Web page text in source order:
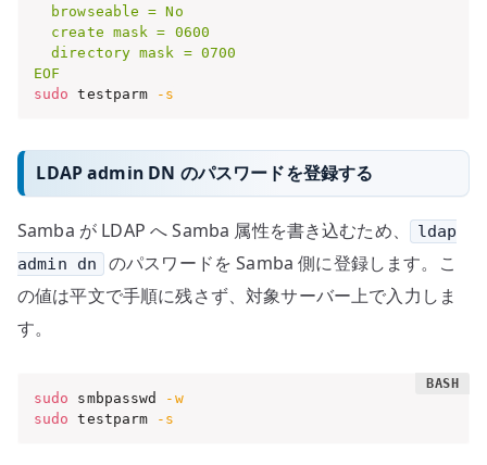
  browseable = No
  create mask = 0600
  directory mask = 0700
EOF
sudo testparm -s
LDAP admin DN のパスワードを登録する
Samba が LDAP へ Samba 属性を書き込むため、
ldap
admin dn
のパスワードを Samba 側に登録します。こ
の値は平文で手順に残さず、対象サーバー上で入力しま
す。
sudo smbpasswd
-w
sudo testparm -s